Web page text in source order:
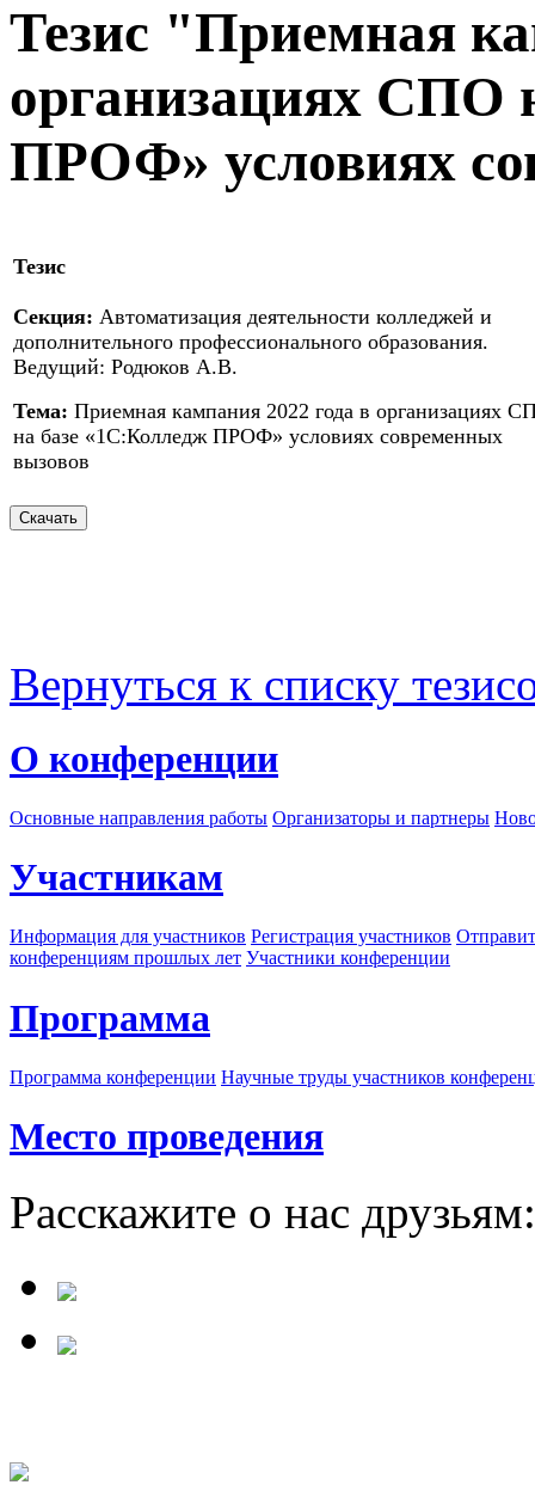
Тезис "Приемная
организациях СПО
ПРОФ» условиях
Тезис
Секция: Автоматизация деятельности колледжей и
дополнительного профессионального образования.
Ведущий: Родюков А.В.
Тема: Приемная кампания 2022 года в организациях
на базе «1С:Колледж ПРОФ» условиях современных
вызовов
Вернуться к списку
О конференции
Основные направления работы Организаторы и партнеры
Участникам
Информация для участников Регистрация участников
конференциям прошлых лет Участники конференции
Программа
Программа конференции Научные труды участников
Место проведения
Расскажите о нас друзьям: